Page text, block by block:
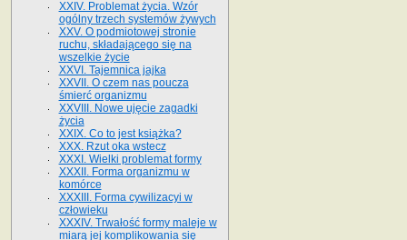
XXIV. Problemat życia. Wzór
ogólny trzech systemów żywych
XXV. O podmiotowej stronie
ruchu, składającego się na
wszelkie życie
XXVI. Tajemnica jajka
XXVII. O czem nas poucza
śmierć organizmu
XXVIII. Nowe ujęcie zagadki
życia
XXIX. Co to jest książka?
XXX. Rzut oka wstecz
XXXI. Wielki problemat formy
XXXII. Forma organizmu w
komórce
XXXIII. Forma cywilizacyi w
człowieku
XXXIV. Trwałość formy maleje w
miarą jej komplikowania się